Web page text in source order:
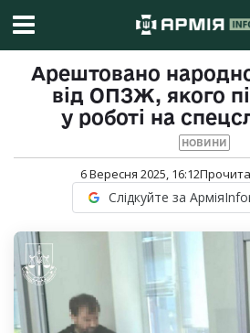
Арештовано
від ОПЗЖ, якого
у роботі на
НОВИНИ
6 Вересня 2025, 16:12
Слідкуйте за